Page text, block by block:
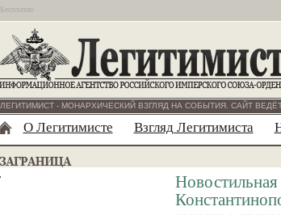
Бесплатно
ЛЕГИТИМИСТ - МОНАРХИЧЕСКИЙ ВЗГЛЯД НА СОБЫТИЯ. САЙТ
О Легитимисте Взгляд Легитимиста